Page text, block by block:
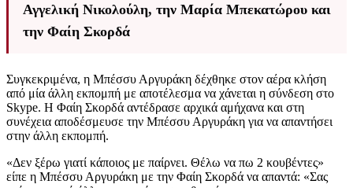
Αγγελική Νικολούλη, την Μαρία Μπεκατώρου και
την Φαίη Σκορδά
Συγκεκριμένα, η Μπέσσυ Αργυράκη δέχθηκε στον αέρα κλήση
από μία άλλη εκπομπή με αποτέλεσμα να χάνεται η σύνδεση στο
Skype. Η Φαίη Σκορδά αντέδρασε αρχικά αμήχανα και στη
συνέχεια αποδέσμευσε την Μπέσσυ Αργυράκη για να απαντήσει
στην άλλη εκπομπή.
«Δεν ξέρω γιατί κάποιος με παίρνει. Θέλω να πω 2 κουβέντες»
είπε η Μπέσσυ Αργυράκη με την Φαίη Σκορδά να απαντά: «Σας